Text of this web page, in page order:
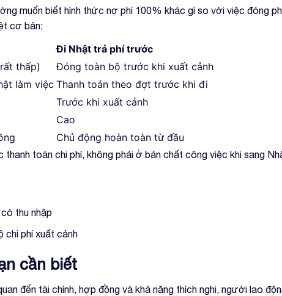
muốn biết hình thức nợ phí 100% khác gì so với việc đóng
cơ bản:
Đi Nhật trả phí trước
thấp)
Đóng toàn bộ trước khi xuất cảnh
làm việc Thanh toán theo đợt trước khi đi
Trước khi xuất cảnh
Cao
Chủ động hoàn toàn từ đầu
toán chi phí, không phải ở bản chất công việc khi sang
thu nhập
phí xuất cảnh
cần biết
đến tài chính, hợp đồng và khả năng thích nghi, người lao